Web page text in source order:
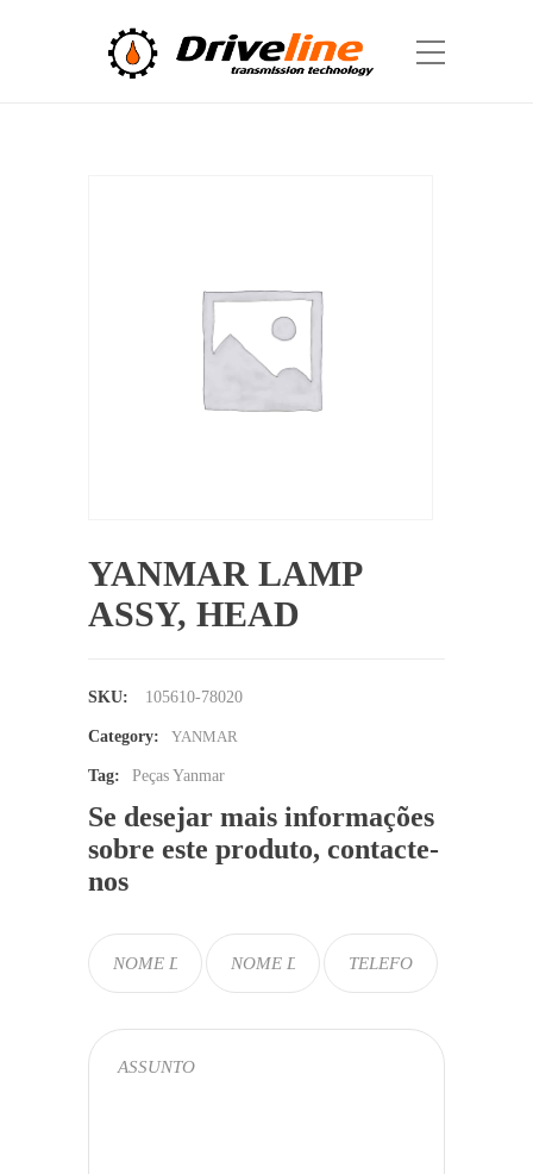
YANMAR LAMP
ASSY, HEAD
SKU: 105610-78020
Category: YANMAR
Tag: Peças Yanmar
Se desejar mais informações
sobre este produto, contacte-
nos